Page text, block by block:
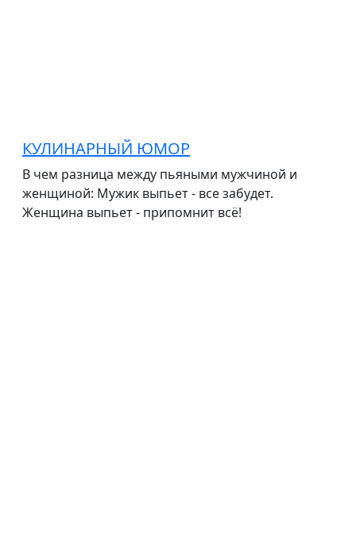
КУЛИНАРНЫЙ ЮМОР
В чем разница между пьяными мужчиной и
женщиной: Мужик выпьет - все забудет.
Женщина выпьет - припомнит всё!